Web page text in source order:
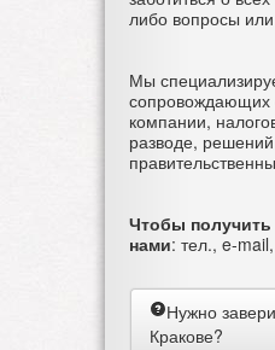
либо вопросы
Мы
сопровождающих
компании,
разводе,
Чтобы
нами: тел., e-
Нужно
Кракове?